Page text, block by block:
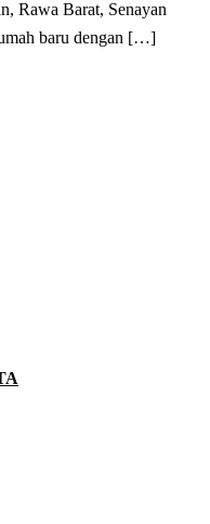
Rawa Barat, Senayan
baru dengan […]